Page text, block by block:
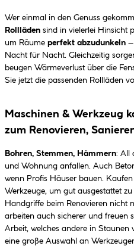
Wer einmal in den Genuss
Rollläden sind in vielerlei Hinsicht
um Räume perfekt abzudunkeln –
Nacht für Nacht. Gleichzeitig
beugen Wärmeverlust über die
Sie jetzt die passenden Rollläden
Maschinen & Werkzeug
zum Renovieren,
Bohren, Stemmen, Hämmern: All
und Wohnung anfallen. Auch
wenn Profis Häuser bauen.
Werkzeuge, um gut ausgestattet
Handgriffe beim Renovieren nicht
arbeiten auch sicherer und freuen
Arbeit, welches andere in Staunen
eine große Auswahl an